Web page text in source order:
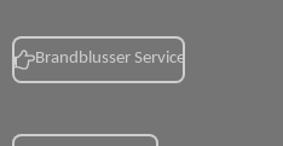
Brandblusser Service